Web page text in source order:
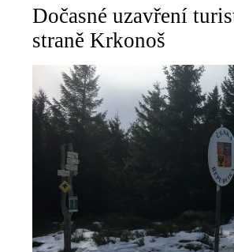
Dočasné uzavření
straně Krkonoš